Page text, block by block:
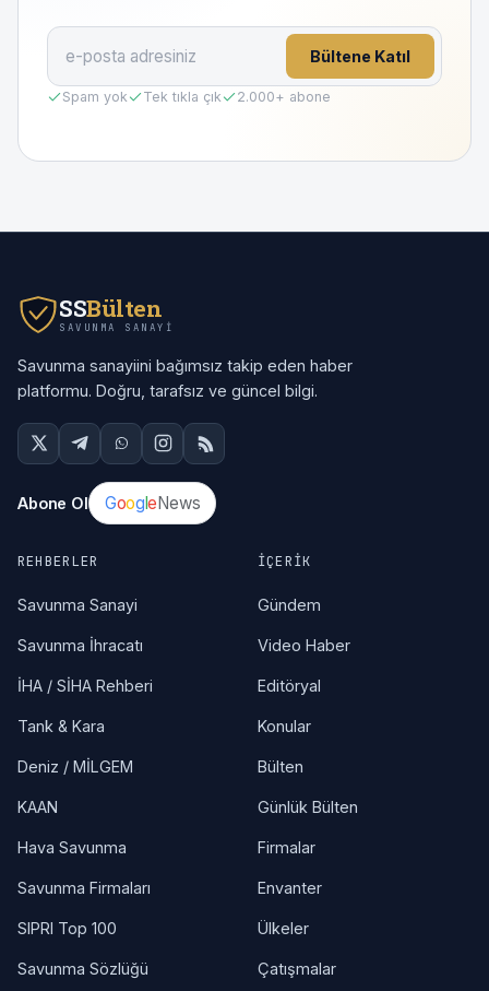
Bültene Katıl
Spam yok Tek tıkla çık 2.000+ abone
SSBülten
SAVUNMA SANAYI
Savunma sanayiini bağımsız takip eden haber
platformu. Doğru, tarafsız ve güncel bilgi.
Abone Ol GoogleNews
REHBERLER
Savunma Sanayi
Savunma İhracatı
İHA / SİHA Rehberi
Tank & Kara
Deniz / MİLGEM
KAAN
Hava Savunma
Savunma Firmaları
SIPRI Top 100
Savunma Sözlüğü
İÇERIK
Gündem
Video Haber
Editöryal
Konular
Bülten
Günlük Bülten
Firmalar
Envanter
Ülkeler
Çatışmalar